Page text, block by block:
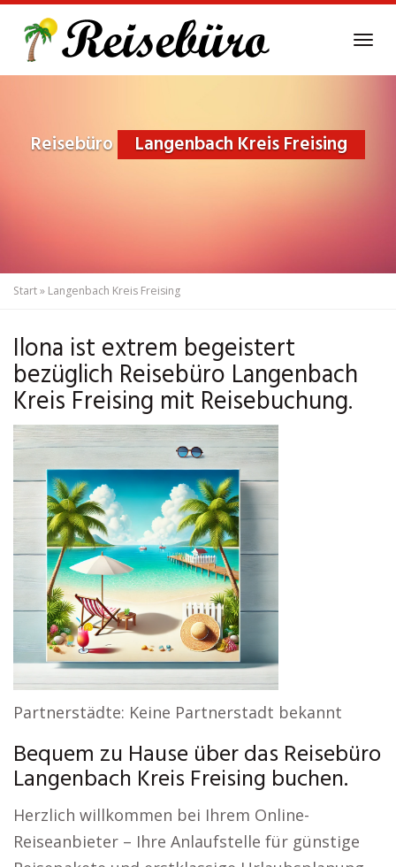
main
Reisebüro Langenbach Kreis Freising
Start» Langenbach Kreis Freising
Ilona ist extrem begeistert
bezüglich Reisebüro Langenbach
Kreis Freising mit Reisebuchung.
Partnerstädte: Keine Partnerstadt bekannt
Bequem zu Hause über das Reisebüro
Langenbach Kreis Freising buchen.
Herzlich willkommen bei Ihrem Online-
Reiseanbieter – Ihre Anlaufstelle für günstige